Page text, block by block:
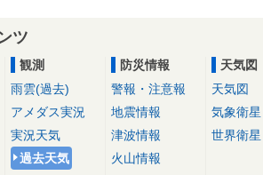
ツ
観測
雨雲(過去)
アメダス実況
実況天気
過去天気
防災情報
警報・注意報
地震情報
津波情報
火山情報
天気図
天気図
気象衛星
世界衛星